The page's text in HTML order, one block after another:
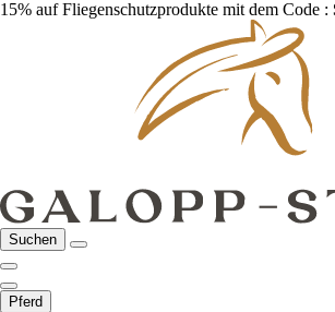
15% auf Fliegenschutzprodukte mit dem Code :
Suchen
Pferd